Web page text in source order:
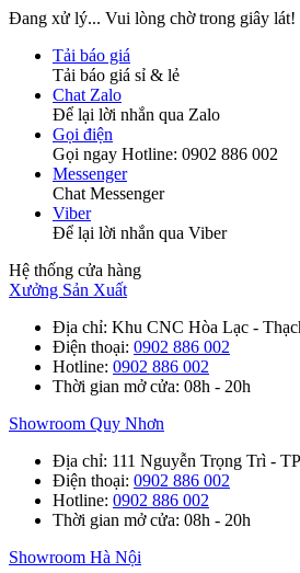
Đang xử lý... Vui lòng chờ trong giây lát!
Tải báo giá
Tải báo giá sỉ & lẻ
Chat Zalo
Để lại lời nhắn qua Zalo
Gọi điện
Gọi ngay Hotline: 0902 886 002
Messenger
Chat Messenger
Viber
Để lại lời nhắn qua Viber
Hệ thống cửa hàng
Xưởng Sản Xuất
Địa chỉ: Khu CNC Hòa Lạc -
Điện thoại: 0902 886 002
Hotline: 0902 886 002
Thời gian mở cửa: 08h - 20h
Showroom Quy Nhơn
Địa chỉ: 111 Nguyễn Trọng Trì -
Điện thoại: 0902 886 002
Hotline: 0902 886 002
Thời gian mở cửa: 08h - 20h
Showroom Hà Nội